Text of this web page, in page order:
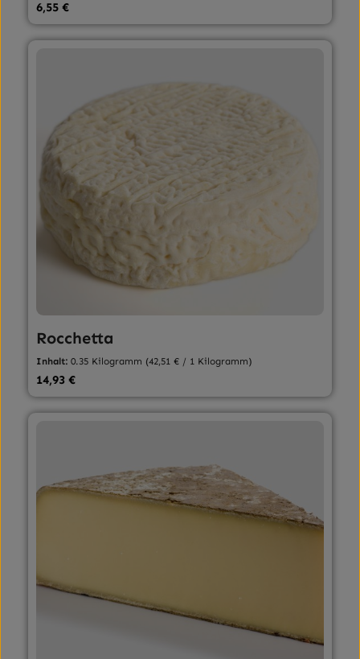
Regulärer Preis:
6,55 €
Rocchetta
Inhalt:0.35 Kilogramm (42,51 € / 1 Kilogramm)
Regulärer Preis:
14,93 €